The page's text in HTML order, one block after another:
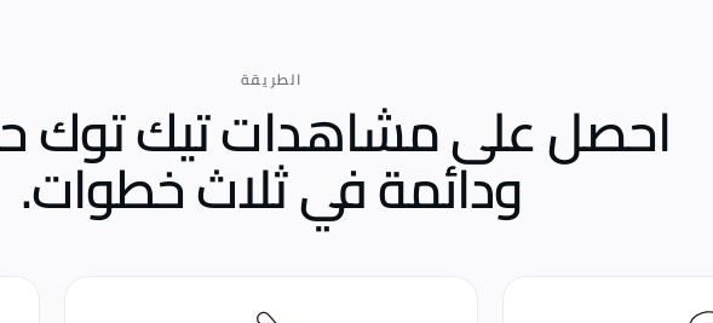
الطريقة
احصل على مشاهدات تيك توك
ودائمةفي ثلاث خطوات.